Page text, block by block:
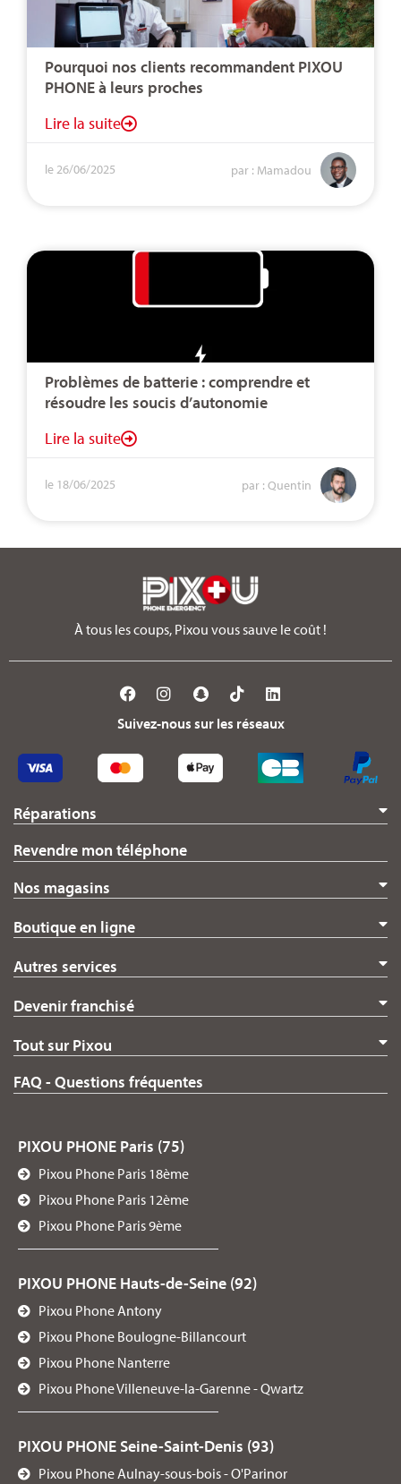
Pourquoi nos clients recommandent PIXOU
PHONE à leurs proches
Lire la suite
le 26/06/2025 par : Mamadou
Problèmes de batterie : comprendre et
résoudre les soucis d’autonomie
Lire la suite
le 18/06/2025 par : Quentin
À tous les coups, Pixou vous sauve le coût !
Suivez-nous sur les réseaux
Réparations
Revendre mon téléphone
Nos magasins
Boutique en ligne
Autres services
Devenir franchisé
Tout sur Pixou
FAQ - Questions fréquentes
PIXOU PHONE Paris (75)
Pixou Phone Paris 18ème
Pixou Phone Paris 12ème
Pixou Phone Paris 9ème
PIXOU PHONE Hauts-de-Seine (92)
Pixou Phone Antony
Pixou Phone Boulogne-Billancourt
Pixou Phone Nanterre
Pixou Phone Villeneuve-la-Garenne - Qwartz
PIXOU PHONE Seine-Saint-Denis (93)
Pixou Phone Aulnay-sous-bois - O'Parinor